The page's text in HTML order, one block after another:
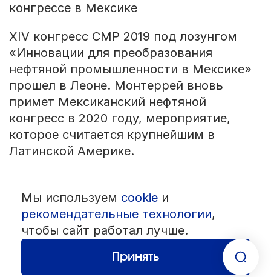
конгрессе в Мексике
XIV конгресс CMP 2019 под лозунгом
«Инновации для преобразования
нефтяной промышленности в Мексике»
прошел в Леоне. Монтеррей вновь
примет Мексиканский нефтяной
конгресс в 2020 году, мероприятие,
которое считается крупнейшим в
Латинской Америке.
© 1992 — 2026 ООО «НЕГУС ЭКСПО Интернэшнл»
Все права защищены. Использование материалов возможно только
со ссылкой на источник.
Политика конфиденциальности
Пользовательское соглашение
Мы используем cookieи
рекомендательные технологии,
чтобы сайт работал лучше.
Принять